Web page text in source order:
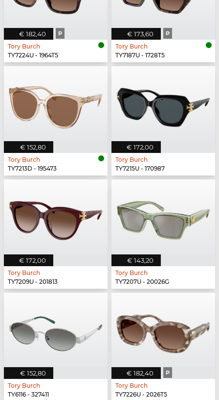
€ 182,40 P
Tory Burch
TY7224U - 1964T5
€ 173,60 P
Tory Burch
TY7187U - 1728T5
€ 152,80
Tory Burch
TY7213D - 195473
€ 172,00
Tory Burch
TY7215U - 170987
€ 172,00
Tory Burch
TY7209U - 201813
€ 143,20
Tory Burch
TY7207U - 20026G
€ 152,80
Tory Burch
TY6116 - 327411
€ 182,40 P
Tory Burch
TY7226U - 2026T5